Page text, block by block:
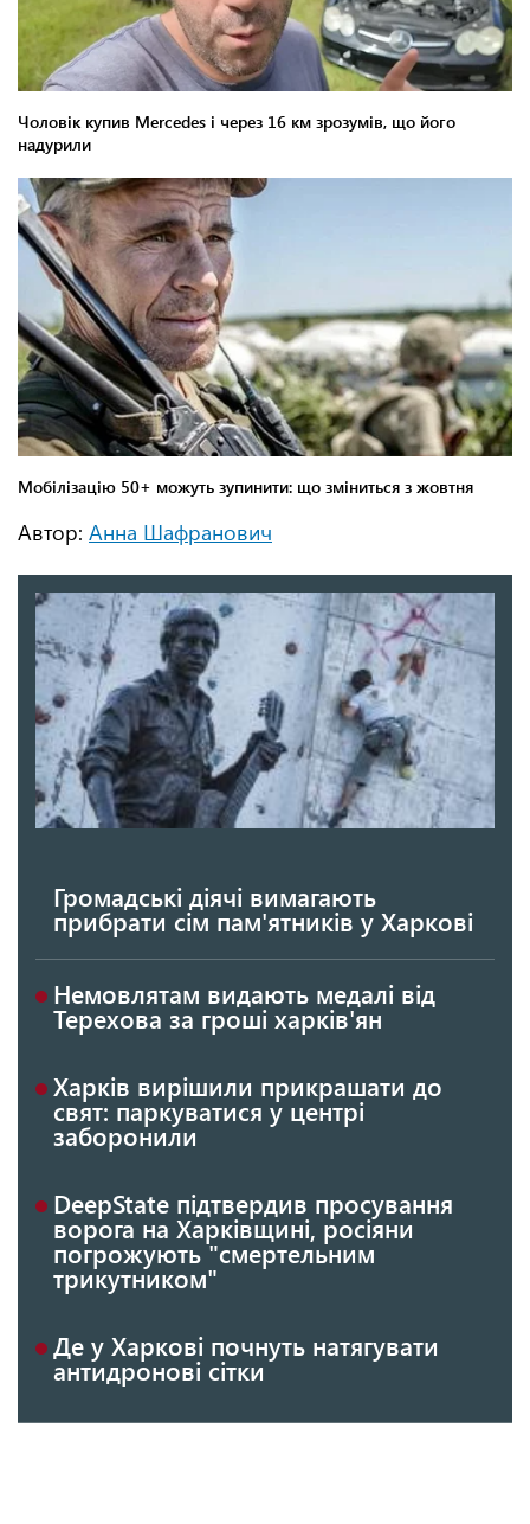
Автор: Анна Шафранович
Громадські діячі вимагають
прибрати сім пам'ятників у Харкові
Немовлятам видають медалі від
Терехова за гроші харків'ян
Харків вирішили прикрашати до
свят: паркуватися у центрі
заборонили
DeepState підтвердив просування
ворога на Харківщині, росіяни
погрожують "смертельним
трикутником"
Де у Харкові почнуть натягувати
антидронові сітки